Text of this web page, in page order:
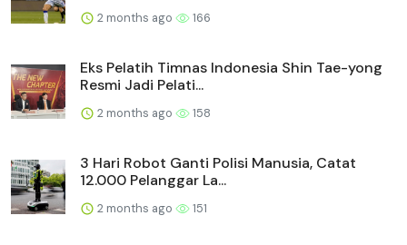
2 months ago 166
Eks Pelatih Timnas Indonesia Shin Tae-yong
Resmi Jadi Pelati...
2 months ago 158
3 Hari Robot Ganti Polisi Manusia, Catat
12.000 Pelanggar La...
2 months ago 151